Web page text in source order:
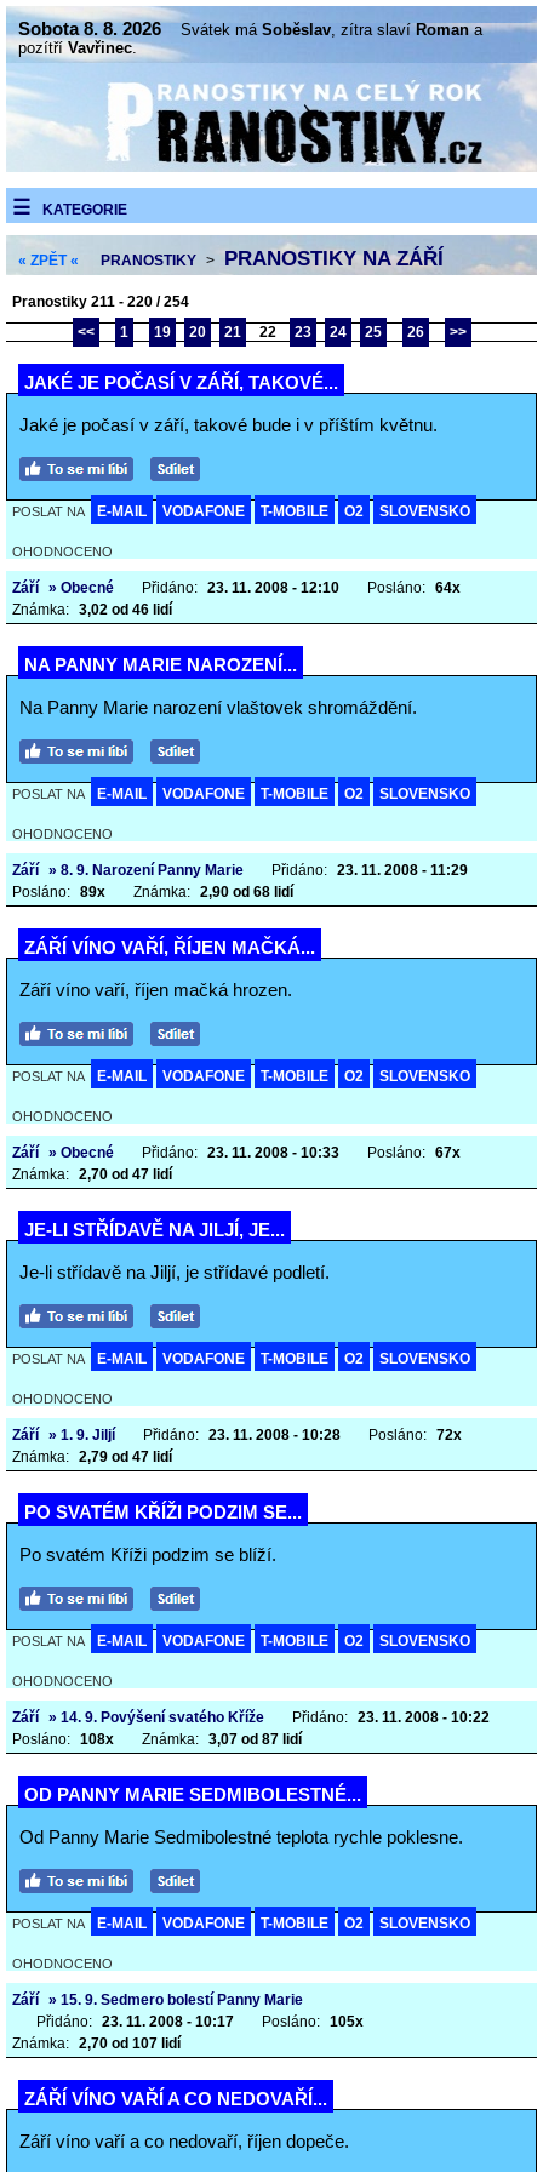
Sobota 8. 8. 2026 Svátek má Soběslav, zítra slavíRomana
pozítří Vavřinec.
KATEGORIE
« ZPĚT « PRANOSTIKY > PRANOSTIKY NA ZÁŘÍ
Pranostiky 211 - 220 / 254
<<
1 19 20 21 22 23 24 25 26 >>
JAKÉ JE POČASÍ V ZÁŘÍ, TAKOVÉ...
Jaké je počasí v září, takové bude i v příštím květnu.
POSLAT NA E-MAIL VODAFONE T-MOBILE O2 SLOVENSKO
OHODNOCENO
Září » Obecné Přidáno: 23. 11. 2008 - 12:10 Posláno: 64x
Známka: 3,02 od 46 lidí
NA PANNY MARIE NAROZENÍ...
Na Panny Marie narození vlaštovek shromáždění.
POSLAT NA E-MAIL VODAFONE T-MOBILE O2 SLOVENSKO
OHODNOCENO
Září » 8. 9. Narození Panny Marie Přidáno: 23. 11. 2008 - 11:29
Posláno: 89x Známka: 2,90 od 68 lidí
ZÁŘÍ VÍNO VAŘÍ, ŘÍJEN MAČKÁ...
Září víno vaří, říjen mačká hrozen.
POSLAT NA E-MAIL VODAFONE T-MOBILE O2 SLOVENSKO
OHODNOCENO
Září » Obecné Přidáno: 23. 11. 2008 - 10:33 Posláno: 67x
Známka: 2,70 od 47 lidí
JE-LI STŘÍDAVĚ NA JILJÍ, JE...
Je-li střídavě na Jiljí, je střídavé podletí.
POSLAT NA E-MAIL VODAFONE T-MOBILE O2 SLOVENSKO
OHODNOCENO
Září » 1. 9. Jiljí Přidáno: 23. 11. 2008 - 10:28 Posláno: 72x
Známka: 2,79 od 47 lidí
PO SVATÉM KŘÍŽI PODZIM SE...
Po svatém Kříži podzim se blíží.
POSLAT NA E-MAIL VODAFONE T-MOBILE O2 SLOVENSKO
OHODNOCENO
Září » 14. 9. Povýšení svatého Kříže Přidáno: 23. 11. 2008 - 10:22
Posláno: 108x Známka: 3,07 od 87 lidí
OD PANNY MARIE SEDMIBOLESTNÉ...
Od Panny Marie Sedmibolestné teplota rychle poklesne.
POSLAT NA E-MAIL VODAFONE T-MOBILE O2 SLOVENSKO
OHODNOCENO
Září » 15. 9. Sedmero bolestí Panny Marie
Přidáno: 23. 11. 2008 - 10:17 Posláno: 105x
Známka: 2,70 od 107 lidí
ZÁŘÍ VÍNO VAŘÍ A CO NEDOVAŘÍ...
Září víno vaří a co nedovaří, říjen dopeče.